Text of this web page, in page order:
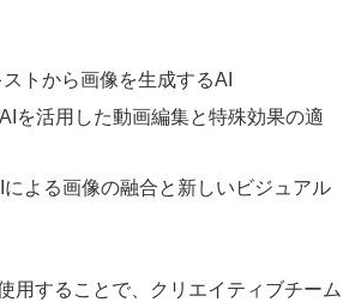
トから画像を生成するAI
を活用した動画編集と特殊効果の適
よる画像の融合と新しいビジュアル
用することで、クリエイティブチーム